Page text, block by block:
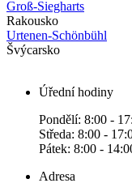
Groß-Siegharts
Rakousko
Urtenen-Schönbühl
Švýcarsko
Úřední hodiny
Pondělí: 8:00 -
Středa: 8:00 -
Pátek: 8:00 -
Adresa